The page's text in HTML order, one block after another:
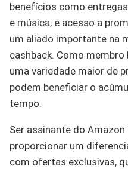
benefícios como
e música, e acesso a
um aliado importante na
cashback. Como
uma variedade maior de
podem beneficiar o
tempo.
Ser assinante do
proporcionar um
com ofertas exclusivas,